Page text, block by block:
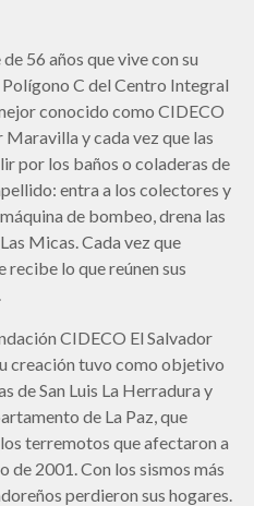
56 años que vive con su
C del Centro Integral
conocido como CIDECO
Maravilla y cada vez que las
por los baños o coladeras de
entra a los colectores y
de bombeo, drena las
Micas. Cada vez que
lo que reúnen sus
CIDECO El Salvador
creación tuvo como objetivo
de San Luis La Herradura y
de La Paz, que
terremotos que afectaron a
de 2001. Con los sismos más
perdieron sus hogares.